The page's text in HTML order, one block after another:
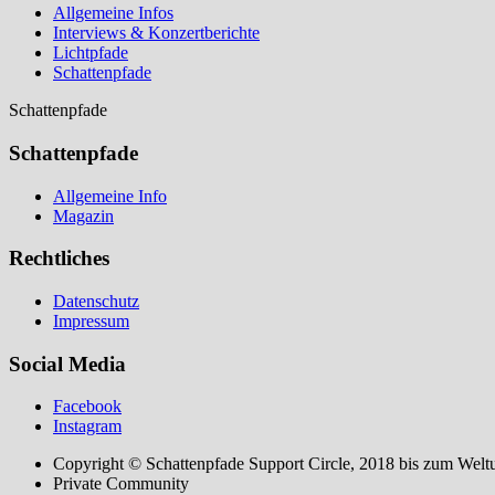
Allgemeine Infos
Interviews & Konzertberichte
Lichtpfade
Schattenpfade
Schattenpfade
Schattenpfade
Allgemeine Info
Magazin
Rechtliches
Datenschutz
Impressum
Social Media
Facebook
Instagram
Copyright © Schattenpfade Support Circle, 2018 bis zum
Private Community